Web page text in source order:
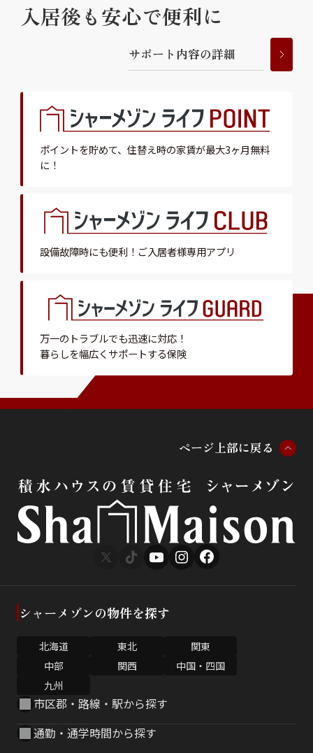
入居後も安心で便利に
サポー ト 内容の詳細
ポイントを貯めて、 住替え時の家賃が最大3ヶ月無料
に！
設備故障時にも便利！ ご入居者様専用アプリ
万一のトラブルでも迅速に対応！
暮らしを幅広くサポートする保険
ページ 上部に戻る
シャーメゾンの物件を探す
北海道 東北
関東
中部
関西
中国・四国
九州
市区郡・路線・駅から探す
通勤・通学時間から探す